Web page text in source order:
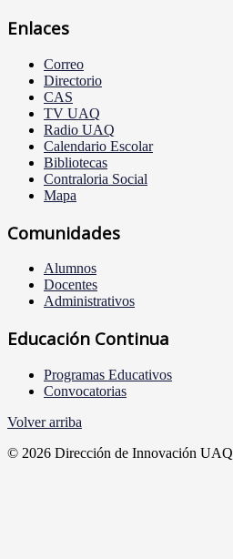
Enlaces
Correo
Directorio
CAS
TV UAQ
Radio UAQ
Calendario Escolar
Bibliotecas
Contraloria Social
Mapa
Comunidades
Alumnos
Docentes
Administrativos
Educación Continua
Programas Educativos
Convocatorias
Volver arriba
© 2026 Dirección de Innovación UAQ